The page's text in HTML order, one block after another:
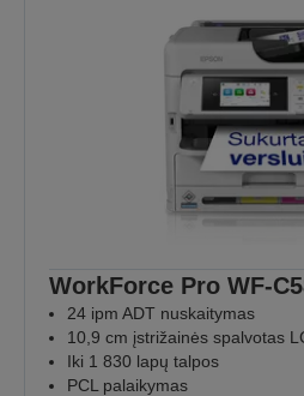
WorkForce Pro WF-
24 ipm ADT nuskaitymas
10,9 cm įstrižainės spalvotas
Iki 1 830 lapų talpos
PCL palaikymas